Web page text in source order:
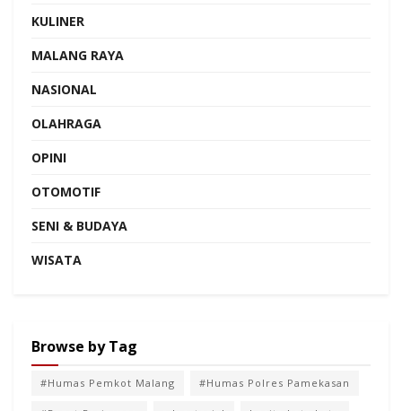
KULINER
MALANG RAYA
NASIONAL
OLAHRAGA
OPINI
OTOMOTIF
SENI & BUDAYA
WISATA
Browse by Tag
#Humas Pemkot Malang #Humas Polres Pamekasan